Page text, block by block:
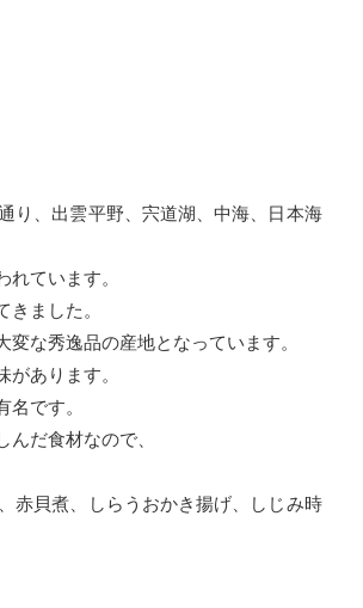
り、出雲平野、宍道湖、中海、日本海
ています。
ました。
な秀逸品の産地となっています。
あります。
です。
だ食材なので、
赤貝煮、しらうおかき揚げ、しじみ時